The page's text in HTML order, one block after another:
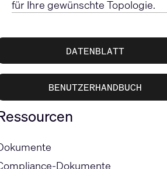
für Ihre gewünschte Topologie.
DATENBLATT
BENUTZERHANDBUCH
Dokumente